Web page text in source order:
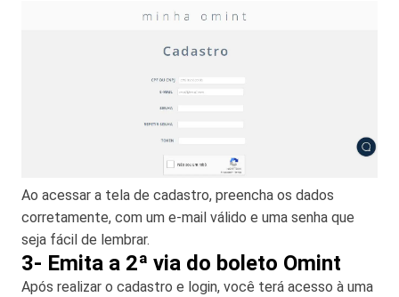
Ao acessar a tela de cadastro, preencha os dados
corretamente, com um e-mail válido e uma senha que
seja fácil de lembrar.
3- Emita a 2ª via do boleto Omint
Após realizar o cadastro e login, você terá acesso à uma